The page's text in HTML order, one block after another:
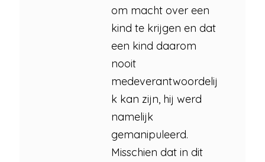
om macht over een
kind te krijgen en dat
een kind daarom
nooit
medeverantwoordelij
k kan zijn, hij werd
namelijk
gemanipuleerd.
Misschien dat in dit